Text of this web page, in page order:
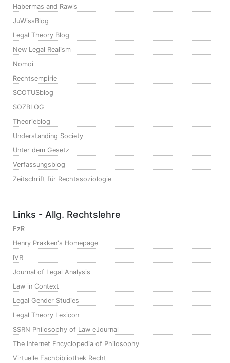
Habermas and Rawls
JuWissBlog
Legal Theory Blog
New Legal Realism
Nomoi
Rechtsempirie
SCOTUSblog
SOZBLOG
Theorieblog
Understanding Society
Unter dem Gesetz
Verfassungsblog
Zeitschrift für Rechtssoziologie
Links - Allg. Rechtslehre
EzR
Henry Prakken's Homepage
IVR
Journal of Legal Analysis
Law in Context
Legal Gender Studies
Legal Theory Lexicon
SSRN Philosophy of Law eJournal
The Internet Encyclopedia of Philosophy
Virtuelle Fachbibliothek Recht